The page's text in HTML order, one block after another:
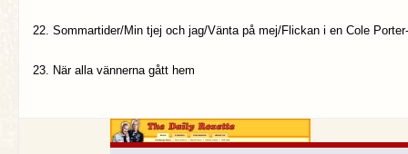
22. Sommartider/Min tjej och jag/Vänta på mej/Flickan i en Cole
23. När alla vännerna gått hem